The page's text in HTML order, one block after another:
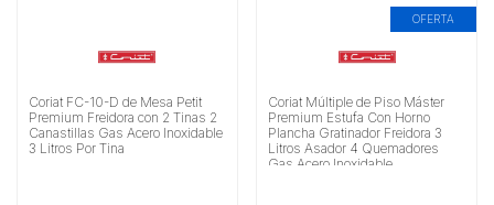
Coriat FC-10-D de Mesa Petit
Premium Freidora con 2 Tinas 2
Canastillas Gas Acero Inoxidable
3 Litros Por Tina
OFERTA
Coriat Múltiple de Piso Máster
Premium Estufa Con Horno
Plancha Gratinador Freidora 3
Litros Asador 4 Quemadores
Gas Acero Inoxidable